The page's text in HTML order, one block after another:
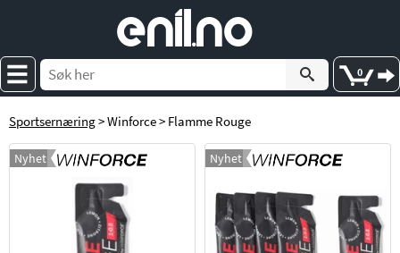
enil no
0
Sportsernæring> Winforce > Flamme Rouge
Nyhet Nyhet